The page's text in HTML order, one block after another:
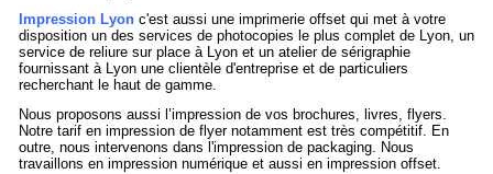
Impression Lyon c'est aussi une imprimerie offset qui met à votre
disposition un des services de photocopies le plus complet de Lyon, un
service de reliure sur place à Lyon et un atelier de sérigraphie
fournissant à Lyon une clientèle d'entreprise et de particuliers
recherchant le haut de gamme.
Nous proposons aussi l’impression de vos brochures, livres, flyers.
Notre tarif en impression de flyer notamment est très compétitif. En
outre, nous intervenons dans l'impression de packaging. Nous
travaillons en impression numérique et aussi en impression offset.